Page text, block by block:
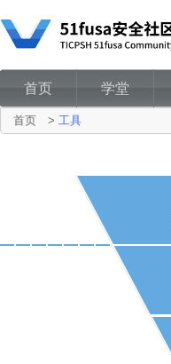
首页 学堂
首页 > 工具